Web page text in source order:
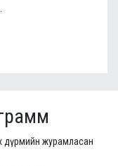
дүрмийн журамласан